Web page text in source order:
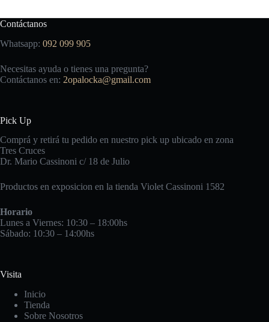
Contáctanos
Whatsapp: 092 099 905
Necesitas ayuda o tienes una pregunta?
Contáctanos en: 2opalocka@gmail.com
Pick Up
Comprá y retirá tu pedido en nuestro pick up ubicado en zona
Tres Cruces
Dr. Mario Cassinoni c/ 18 de Julio
Productos en exposicion en la tienda Violet Cassinoni 1582
Horario
Lunes a Viernes: 10:30 – 18:00hs
Sábado: 10:30 – 14:00hs
Visita
Inicio
Tienda
Sobre Nosotros